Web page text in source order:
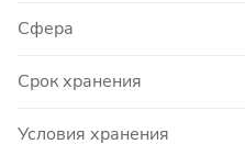
Сфера
Срок хранения
Условия хранения